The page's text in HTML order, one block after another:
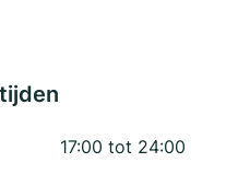
17:00 tot 24:00